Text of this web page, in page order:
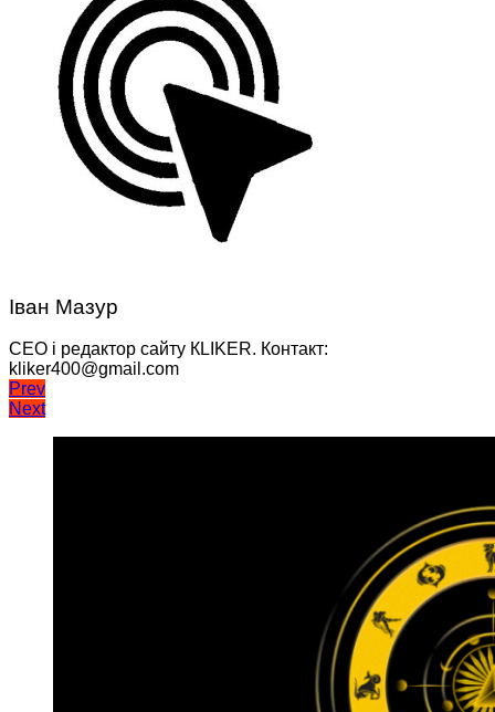
Іван Мазур
CEO і редактор сайту КLIKER. Контакт:
kliker400@gmail.com
Навігація
записів
Prev
Next